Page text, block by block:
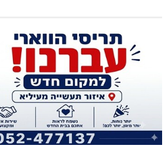
מתחברים: הגליל המערבי והעליון